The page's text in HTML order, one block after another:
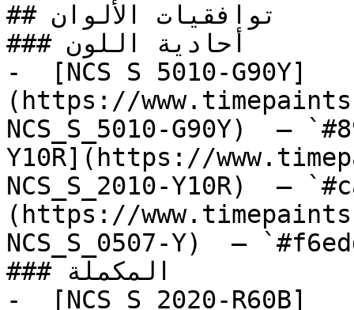
## توافقيات الألوان
### أحادية اللون
-  [NCS S 5010-G90Y]
(https://
NCS_S_5010-G90Y)  —
Y10R](https://
NCS_S_2010-Y10R)  —
(https://
NCS_S_0507-Y)  —
### المكملة
-  [NCS S 2020-R60B]